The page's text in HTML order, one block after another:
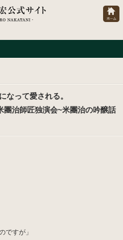
なって愛される。
團治師匠独演会~米團治の吟醸話
ですが」